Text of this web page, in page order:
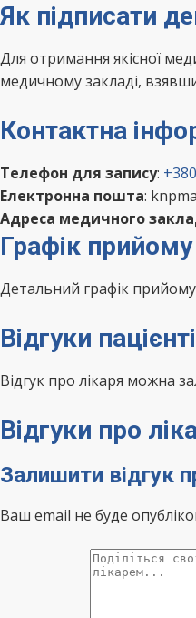
Як підписати
Для отримання якісної
медичному закладі,
Контактна
Телефон для запису:
Електронна пошта:
Адреса медичного
Графік прийому
Детальний графік
Відгуки
Відгук про лікаря можна
Відгуки про
Залишити відгук
Ваш email не буде